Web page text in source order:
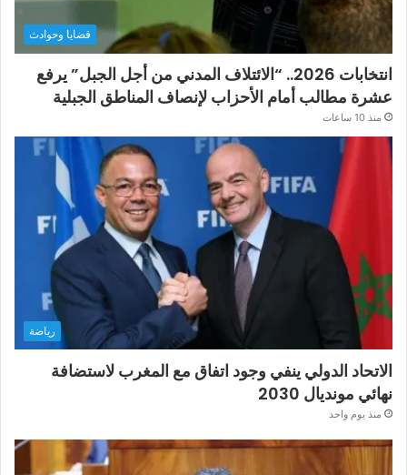
قضايا وحوادث
انتخابات 2026.. “الائتلاف المدني من أجل الجبل” يرفع
عشرة مطالب أمام الأحزاب لإنصاف المناطق الجبلية
منذ 10 ساعات
رياضة
الاتحاد الدولي ينفي وجود اتفاق مع المغرب لاستضافة
نهائي مونديال 2030
منذ يوم واحد